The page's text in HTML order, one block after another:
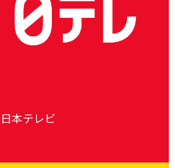
日本テレビ